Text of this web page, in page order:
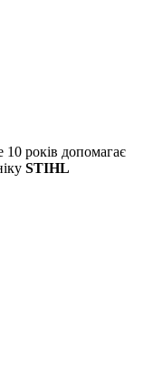
років допомагає
STIHL